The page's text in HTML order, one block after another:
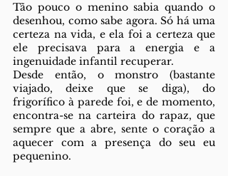
Tão pouco o menino sabia quando o
desenhou, como sabe agora. Só há uma
certeza na vida, e ela foi a certeza que
ele precisava para a energia e a
ingenuidade infantil recuperar.
Desde então, o monstro (bastante
viajado, deixe que se diga), do
frigorífico à parede foi, e de momento,
encontra-se na carteira do rapaz, que
sempre que a abre, sente o coração a
aquecer com a presença do seu eu
pequenino.